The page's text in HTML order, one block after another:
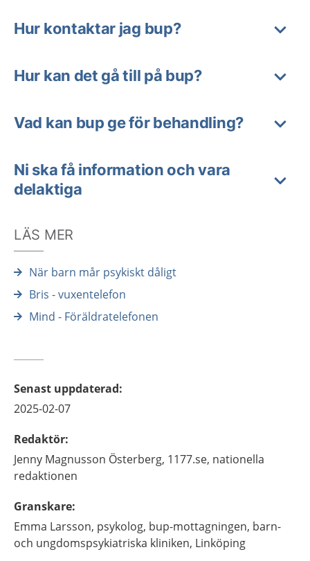
Hur kontaktar jag bup?
Hur kan det gå till på bup?
Vad kan bup ge för behandling?
Ni ska få information och vara
delaktiga
LÄS MER
När barn mår psykiskt dåligt
Bris - vuxentelefon
Mind - Föräldratelefonen
Senast uppdaterad:
2025-02-07
Redaktör:
Jenny Magnusson Österberg, 1177.se, nationella
redaktionen
Granskare:
Emma Larsson, psykolog, bup-mottagningen, barn-
och ungdomspsykiatriska kliniken, Linköping